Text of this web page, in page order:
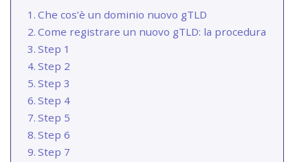
Che cos’è un dominio nuovo gTLD
Come registrare un nuovo gTLD: la procedura
Step 1
Step 2
Step 3
Step 4
Step 5
Step 6
Step 7